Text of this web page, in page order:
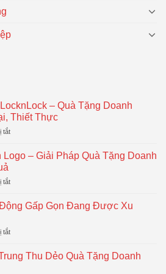
– Quà Tặng Doanh
Thiết Thực
tắtở
Giữ
Nhiệt
–
Tặng
Hiện
Thiết
Logo – Giải Pháp Quà Tặng Doanh
tắtở
Tay
In
–
Gấp Gọn Đang Được Xu
tắtở
Cầm
Tay
Thu Dẻo Quà Tặng Doanh